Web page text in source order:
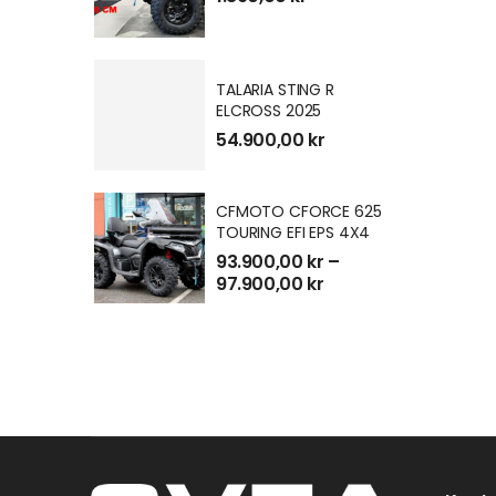
TALARIA STING R
ELCROSS 2025
54.900,00 kr
CFMOTO CFORCE 625
TOURING EFI EPS 4X4
93.900,00 kr –
97.900,00 kr